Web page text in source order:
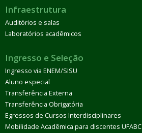
Infraestrutura
Auditórios e salas
Laboratórios acadêmicos
Ingresso e Seleção
Ingresso via ENEM/SISU
Aluno especial
Transferência Externa
Transferência Obrigatória
Egressos de Cursos Interdisciplinares
Mobilidade Acadêmica para discentes UFABC